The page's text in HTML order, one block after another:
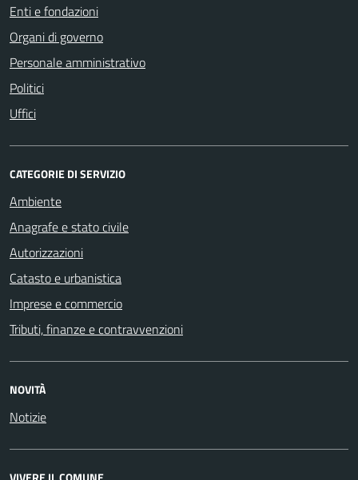
Enti e fondazioni
Organi di governo
Personale amministrativo
Politici
Uffici
CATEGORIE DI SERVIZIO
Ambiente
Anagrafe e stato civile
Autorizzazioni
Catasto e urbanistica
Imprese e commercio
Tributi, finanze e contravvenzioni
NOVITÀ
Notizie